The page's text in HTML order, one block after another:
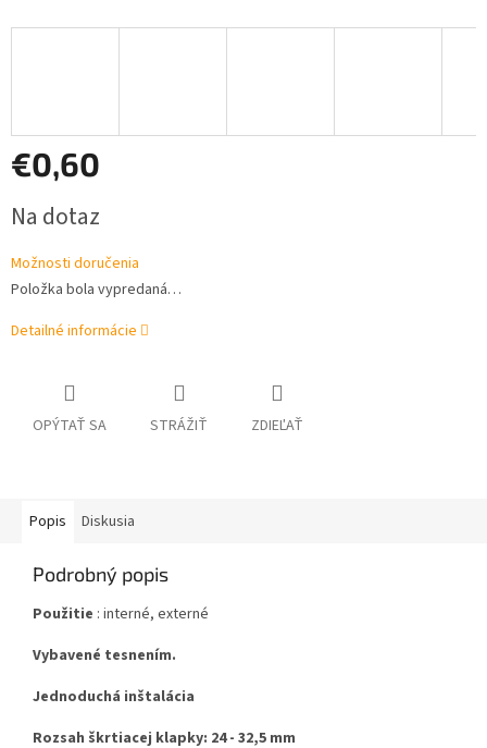
€0,60
cena:
Na dotaz
Možnosti doručenia
Položka bola vypredaná…
Detailné informácie
OPÝTAŤ SA STRÁŽIŤ ZDIEĽAŤ
Popis Diskusia
Podrobný popis
Použitie : interné, externé
Vybavené tesnením.
Jednoduchá inštalácia
Rozsah škrtiacej klapky: 24 - 32,5 mm